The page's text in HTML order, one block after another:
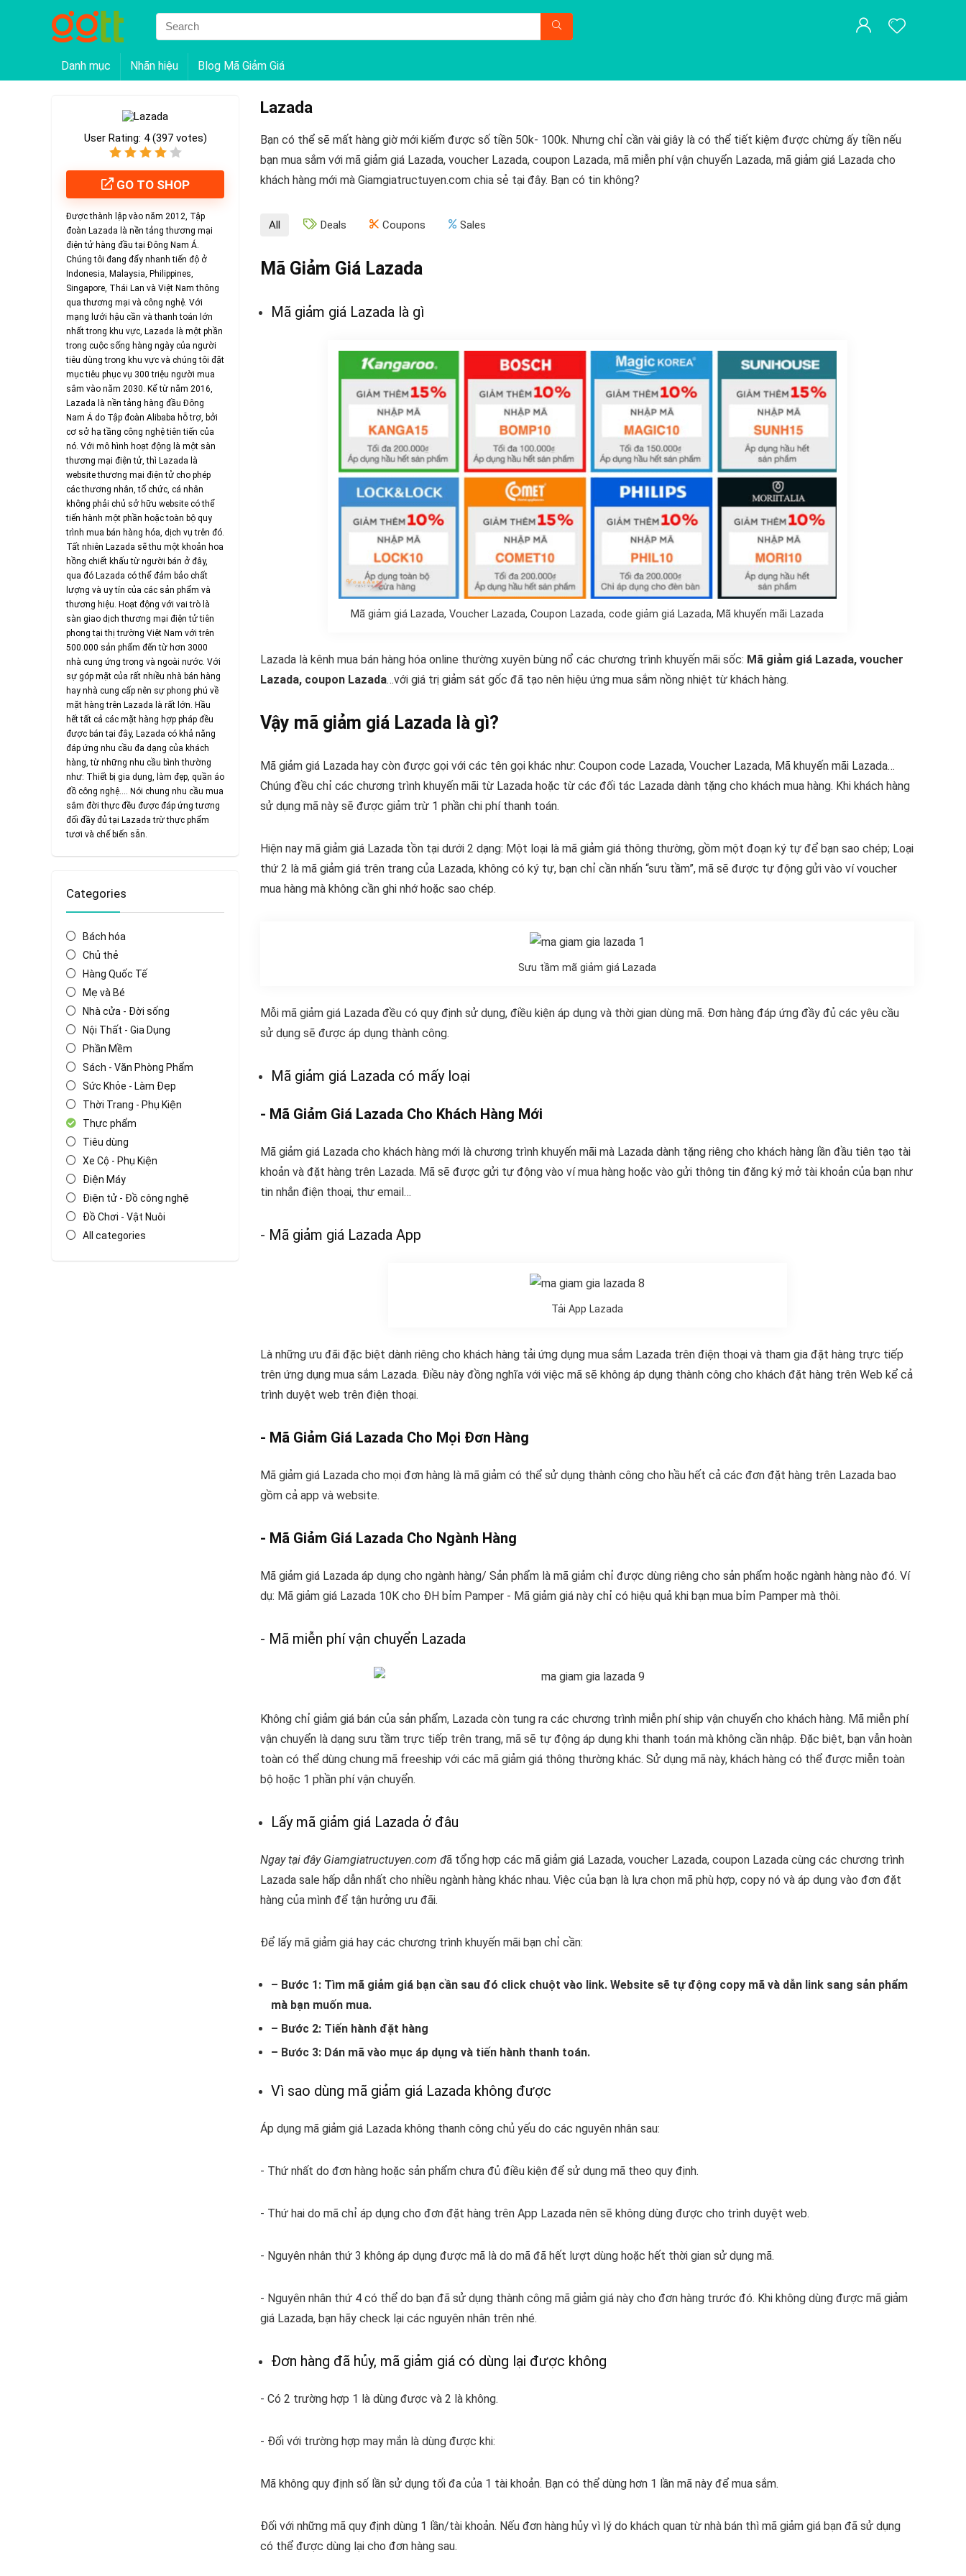
Danh mục Nhãn hiệu Blog Mã Giảm Giá
Lazada
Bạn có thể sẽ mất hàng giờ mới kiếm được số tiền 50k- 100k. Nhưng chỉ cần vài giây là có thể tiết kiệm được chừng ấy tiền nếu
bạn mua sắm với mã giảm giá Lazada, voucher Lazada, coupon Lazada, mã miễn phí vận chuyển Lazada, mã giảm giá Lazada cho
khách hàng mới mà Giamgiatructuyen.com chia sẻ tại đây. Bạn có tin không?
User Rating: 4 (397votes)
GO TO SHOP
Được thành lập vào năm 2012, Tập
đoàn Lazada là nền tảng thương mại
điện tử hàng đầu tại Đông Nam Á.
Chúng tôi đang đẩy nhanh tiến độ ở
Indonesia, Malaysia, Philippines,
Singapore, Thái Lan và Việt Nam thông
qua thương mại và công nghệ. Với
mạng lưới hậu cần và thanh toán lớn
nhất trong khu vực, Lazada là một phần
trong cuộc sống hàng ngày của người
tiêu dùng trong khu vực và chúng tôi đặt
mục tiêu phục vụ 300 triệu người mua
sắm vào năm 2030. Kể từ năm 2016,
Lazada là nền tảng hàng đầu Đông
Nam Á do Tập đoàn Alibaba hỗ trợ, bởi
cơ sở hạ tầng công nghệ tiên tiến của
nó. Với mô hình hoạt động là một sàn
thương mại điện tử, thì Lazada là
website thương mại điện tử cho phép
các thương nhân, tổ chức, cá nhân
không phải chủ sở hữu website có thể
tiến hành một phần hoặc toàn bộ quy
trình mua bán hàng hóa, dịch vụ trên đó.
Tất nhiên Lazada sẽ thu một khoản hoa
hồng chiết khấu từ người bán ở đây,
qua đó Lazada có thể đảm bảo chất
lượng và uy tín của các sản phẩm và
thương hiệu. Hoạt động với vai trò là
sàn giao dịch thương mại điện tử tiên
phong tại thị trường Việt Nam với trên
500.000 sản phẩm đến từ hơn 3000
nhà cung ứng trong và ngoài nước. Với
sự góp mặt của rất nhiều nhà bán hàng
hay nhà cung cấp nên sự phong phú về
mặt hàng trên Lazada là rất lớn. Hầu
hết tất cả các mặt hàng hợp pháp đều
được bán tại đây, Lazada có khả năng
đáp ứng nhu cầu đa dạng của khách
hàng, từ những nhu cầu bình thường
như: Thiết bị gia dụng, làm đẹp, quần áo
đồ công nghệ…. Nói chung nhu cầu mua
sắm đời thực đều được đáp ứng tương
đối đầy đủ tại Lazada trừ thực phẩm
tươi và chế biến sẵn.
Categories
Bách hóa
Chủ thẻ
Hàng Quốc Tế
Mẹ và Bé
Nhà cửa - Đời sống
Nội Thất - Gia Dụng
Phần Mềm
Sách - Văn Phòng Phẩm
Sức Khỏe - Làm Đẹp
Thời Trang - Phụ Kiện
Thực phẩm
Tiêu dùng
Xe Cộ - Phụ Kiện
Điện Máy
Điện tử - Đồ công nghệ
Đồ Chơi - Vật Nuôi
All categories
All Deals Coupons Sales
Mã Giảm Giá Lazada
Mã giảm giá Lazada là gì
Mã giảm giá Lazada, Voucher Lazada, Coupon Lazada, code giảm giá Lazada, Mã khuyến mãi Lazada
Lazada là kênh mua bán hàng hóa online thường xuyên bùng nổ các chương trình khuyến mãi sốc: Mã giảm giá Lazada, voucher
Lazada, coupon Lazada…với giá trị giảm sát gốc đã tạo nên hiệu ứng mua sắm nồng nhiệt từ khách hàng.
Vậy mã giảm giá Lazada là gì?
Mã giảm giá Lazada hay còn được gọi với các tên gọi khác như: Coupon code Lazada, Voucher Lazada, Mã khuyến mãi Lazada…
Chúng đều chỉ các chương trình khuyến mãi từ Lazada hoặc từ các đối tác Lazada dành tặng cho khách mua hàng. Khi khách hàng
sử dụng mã này sẽ được giảm trừ 1 phần chi phí thanh toán.
Hiện nay mã giảm giá Lazada tồn tại dưới 2 dạng: Một loại là mã giảm giá thông thường, gồm một đoạn ký tự để bạn sao chép; Loại
thứ 2 là mã giảm giá trên trang của Lazada, không có ký tự, bạn chỉ cần nhấn “sưu tầm”, mã sẽ được tự động gửi vào ví voucher
mua hàng mà không cần ghi nhớ hoặc sao chép.
Sưu tầm mã giảm giá Lazada
Mỗi mã giảm giá Lazada đều có quy định sử dụng, điều kiện áp dụng và thời gian dùng mã. Đơn hàng đáp ứng đầy đủ các yêu cầu
sử dụng sẽ được áp dụng thành công.
Mã giảm giá Lazada có mấy loại
- Mã Giảm Giá Lazada Cho Khách Hàng Mới
Mã giảm giá Lazada cho khách hàng mới là chương trình khuyến mãi mà Lazada dành tặng riêng cho khách hàng lần đầu tiên tạo tài
khoản và đặt hàng trên Lazada. Mã sẽ được gửi tự động vào ví mua hàng hoặc vào gửi thông tin đăng ký mở tài khoản của bạn như
tin nhắn điện thoại, thư email…
- Mã giảm giá Lazada App
Tải App Lazada
Là những ưu đãi đặc biệt dành riêng cho khách hàng tải ứng dụng mua sắm Lazada trên điện thoại và tham gia đặt hàng trực tiếp
trên ứng dụng mua sắm Lazada. Điều này đồng nghĩa với việc mã sẽ không áp dụng thành công cho khách đặt hàng trên Web kể cả
trình duyệt web trên điện thoại.
- Mã Giảm Giá Lazada Cho Mọi Đơn Hàng
Mã giảm giá Lazada cho mọi đơn hàng là mã giảm có thể sử dụng thành công cho hầu hết cả các đơn đặt hàng trên Lazada bao
gồm cả app và website.
- Mã Giảm Giá Lazada Cho Ngành Hàng
Mã giảm giá Lazada áp dụng cho ngành hàng/ Sản phẩm là mã giảm chỉ được dùng riêng cho sản phẩm hoặc ngành hàng nào đó. Ví
dụ: Mã giảm giá Lazada 10K cho ĐH bỉm Pamper - Mã giảm giá này chỉ có hiệu quả khi bạn mua bỉm Pamper mà thôi.
- Mã miễn phí vận chuyển Lazada
Không chỉ giảm giá bán của sản phẩm, Lazada còn tung ra các chương trình miễn phí ship vận chuyển cho khách hàng. Mã miễn phí
vận chuyển là dạng sưu tầm trực tiếp trên trang, mã sẽ tự động áp dụng khi thanh toán mà không cần nhập. Đặc biệt, bạn vẫn hoàn
toàn có thể dùng chung mã freeship với các mã giảm giá thông thường khác. Sử dụng mã này, khách hàng có thể được miễn toàn
bộ hoặc 1 phần phí vận chuyển.
Lấy mã giảm giá Lazada ở đâu
Ngay tại đây Giamgiatructuyen.com đã tổng hợp các mã giảm giá Lazada, voucher Lazada, coupon Lazada cùng các chương trình
Lazada sale hấp dẫn nhất cho nhiều ngành hàng khác nhau. Việc của bạn là lựa chọn mã phù hợp, copy nó và áp dụng vào đơn đặt
hàng của mình để tận hưởng ưu đãi.
Để lấy mã giảm giá hay các chương trình khuyến mãi bạn chỉ cần:
– Bước 1: Tìm mã giảm giá bạn cần sau đó click chuột vào link. Website sẽ tự động copy mã và dẫn link sang sản phẩm
mà bạn muốn mua.
– Bước 2: Tiến hành đặt hàng
– Bước 3: Dán mã vào mục áp dụng và tiến hành thanh toán.
Vì sao dùng mã giảm giá Lazada không được
Áp dụng mã giảm giá Lazada không thanh công chủ yếu do các nguyên nhân sau:
- Thứ nhất do đơn hàng hoặc sản phẩm chưa đủ điều kiện để sử dụng mã theo quy định.
- Thứ hai do mã chỉ áp dụng cho đơn đặt hàng trên App Lazada nên sẽ không dùng được cho trình duyệt web.
- Nguyên nhân thứ 3 không áp dụng được mã là do mã đã hết lượt dùng hoặc hết thời gian sử dụng mã.
- Nguyên nhân thứ 4 có thể do bạn đã sử dụng thành công mã giảm giá này cho đơn hàng trước đó. Khi không dùng được mã giảm
giá Lazada, bạn hãy check lại các nguyên nhân trên nhé.
Đơn hàng đã hủy, mã giảm giá có dùng lại được không
- Có 2 trường hợp 1 là dùng được và 2 là không.
- Đối với trường hợp may mắn là dùng được khi:
Mã không quy định số lần sử dụng tối đa của 1 tài khoản. Bạn có thể dùng hơn 1 lần mã này để mua sắm.
Đối với những mã quy định dùng 1 lần/tài khoản. Nếu đơn hàng hủy vì lý do khách quan từ nhà bán thì mã giảm giá bạn đã sử dụng
có thể được dùng lại cho đơn hàng sau.